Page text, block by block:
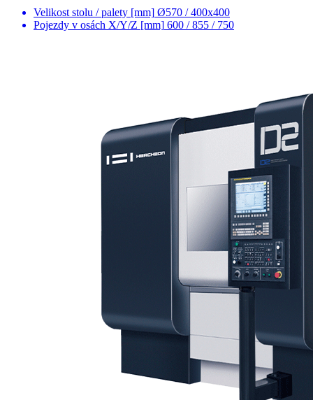
Velikost stolu / palety [mm] Ø570 / 400x400
Pojezdy v osách X/Y/Z [mm] 600 / 855 / 750